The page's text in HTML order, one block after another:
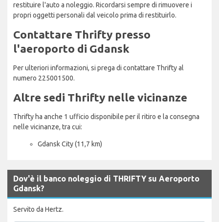
restituire l'auto a noleggio. Ricordarsi sempre di rimuovere i
propri oggetti personali dal veicolo prima di restituirlo.
Contattare Thrifty presso
l'aeroporto di Gdansk
Per ulteriori informazioni, si prega di contattare Thrifty al
numero 225001500.
Altre sedi Thrifty nelle vicinanze
Thrifty ha anche 1 ufficio disponibile per il ritiro e la consegna
nelle vicinanze, tra cui:
Gdansk City (11,7 km)
Dov'è il banco noleggio di THRIFTY su Aeroporto
Gdansk?
Servito da Hertz.